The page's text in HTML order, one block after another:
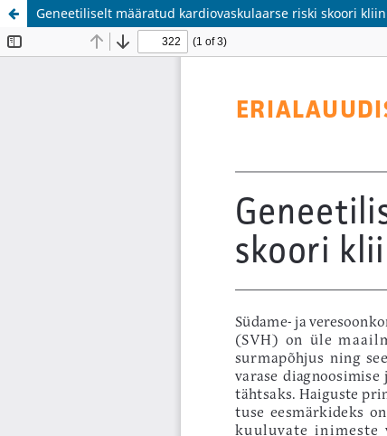
Geneetiliselt määratud kardiovaskulaarse riski skoori